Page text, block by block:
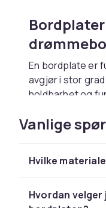
En bordplate er
avgjør i stor
holdbarhet og
enten du vil
skifte ut en
Materialer
sine fordeler.
Vanlige
Hvilke
Hvordan